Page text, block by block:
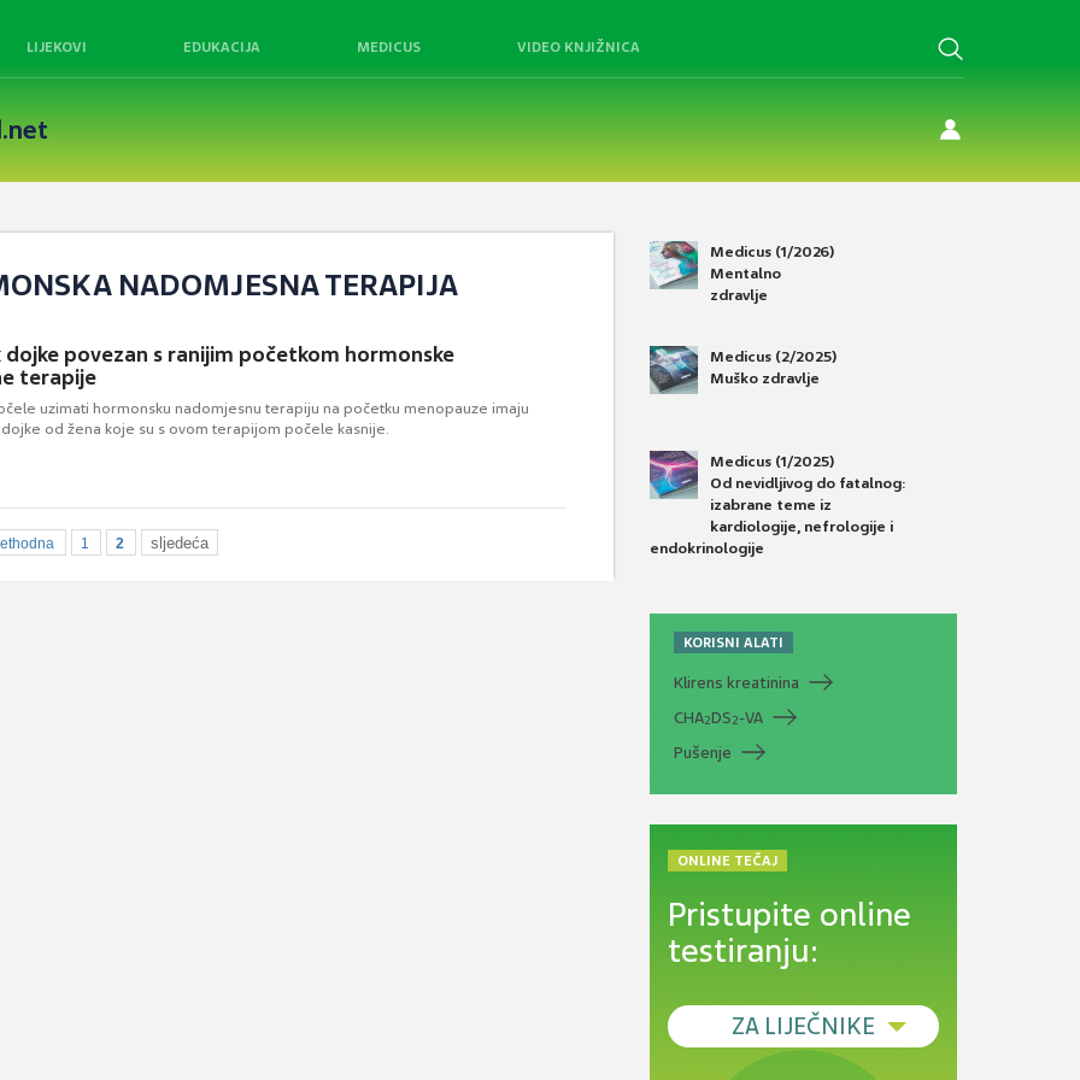
LIJEKOVI EDUKACIJA MEDICUS VIDEO KNJIŽNICA
NADOMJESNA TERAPIJA
dojke povezan s ranijim početkom hormonske
terapije
uzimati hormonsku nadomjesnu terapiju na početku menopauze imaju
dojke od žena koje su s ovom terapijom počele kasnije.
1 2 sljedeća
Medicus (1/2026)
Mentalno
zdravlje
Medicus (2/2025)
Muško zdravlje
Medicus (1/2025)
Od nevidljivog do fatalnog:
izabrane teme iz
kardiologije, nefrologije i
endokrinologije
KORISNI ALATI
Klirens kreatinina
CHA2DS2-VA
Pušenje
ONLINE TEČAJ
Pristupite online
testiranju:
ZA LIJEČNIKE